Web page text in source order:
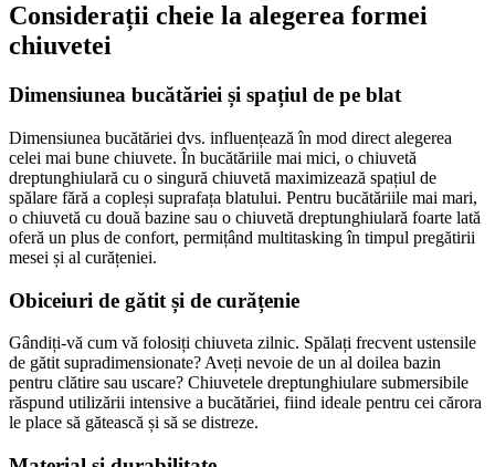
Considerații cheie la alegerea formei
chiuvetei
Dimensiunea bucătăriei și spațiul de pe blat
Dimensiunea bucătăriei dvs. influențează în mod direct alegerea
celei mai bune chiuvete. În bucătăriile mai mici, o chiuvetă
dreptunghiulară cu o singură chiuvetă maximizează spațiul de
spălare fără a copleși suprafața blatului. Pentru bucătăriile mai mari,
o chiuvetă cu două bazine sau o chiuvetă dreptunghiulară foarte lată
oferă un plus de confort, permițând multitasking în timpul pregătirii
mesei și al curățeniei.
Obiceiuri de gătit și de curățenie
Gândiți-vă cum vă folosiți chiuveta zilnic. Spălați frecvent ustensile
de gătit supradimensionate? Aveți nevoie de un al doilea bazin
pentru clătire sau uscare? Chiuvetele dreptunghiulare submersibile
răspund utilizării intensive a bucătăriei, fiind ideale pentru cei cărora
le place să gătească și să se distreze.